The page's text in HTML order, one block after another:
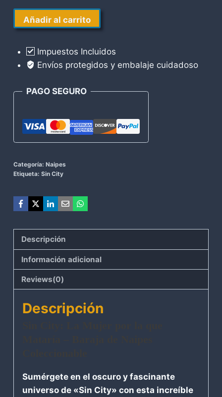
City
Dama
por
que
cantidad
Añadir al carrito
Impuestos Incluidos
Envíos protegidos y embalaje cuidadoso
PAGO SEGURO
Categoría: Naipes
Etiqueta: Sin City
Descripción
Información adicional
Reviews(0)
Descripción
Sumérgete en el oscuro y fascinante
universo de «Sin City» con esta increíble